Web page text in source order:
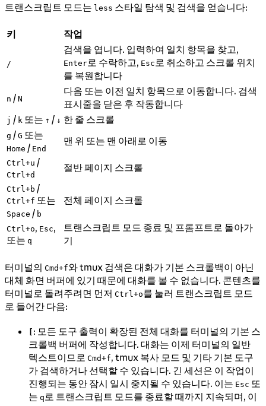
트랜스크립트 모드는 less 스타일 탐색 및 검색을 얻습니다:
키 작업
/
검색을 엽니다. 입력하여 일치 항목을 찾고,
Enter로 수락하고, Esc 로 취소하고 스크롤 위치
를 복원합니다
n / N
다음 또는 이전 일치 항목으로 이동합니다. 검색
표시줄을 닫은 후 작동합니다
j / k 또는 ↑ / ↓ 한 줄 스크롤
g / G 또는
Home / End
맨 위 또는 맨 아래로 이동
Ctrl+u /
Ctrl+d
절반 페이지 스크롤
Ctrl+b /
Ctrl+f 또는
Space / b
전체 페이지 스크롤
Ctrl+o, Esc,
또는 q
트랜스크립트 모드 종료 및 프롬프트로 돌아가
기
터미널의 Cmd+f와 tmux 검색은 대화가 기본 스크롤백이 아닌
대체 화면 버퍼에 있기 때문에 대화를 볼 수 없습니다. 콘텐츠를
터미널로 돌려주려면 먼저 Ctrl+o를 눌러 트랜스크립트 모드
로 들어간 다음:
[ : 모든 도구 출력이 확장된 전체 대화를 터미널의 기본 스
크롤백 버퍼에 작성합니다. 대화는 이제 터미널의 일반
텍스트이므로 Cmd+f, tmux 복사 모드 및 기타 기본 도구
가 검색하거나 선택할 수 있습니다. 긴 세션은 이 작업이
진행되는 동안 잠시 일시 중지될 수 있습니다. 이는 Esc 또
는 q 로 트랜스크립트 모드를 종료할 때까지 지속되며, 이